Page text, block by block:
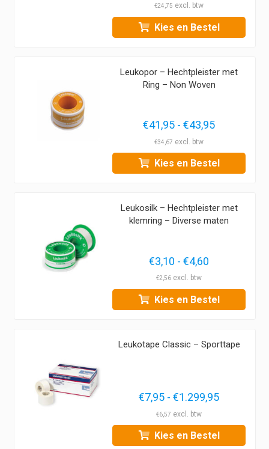
tot
€39,95
€24,75
Kies en Bestel
Leukopor – Hechtpleister met
Ring – Non Woven
€41,95 - €43,95
tot
€43,95
€34,67
Kies en Bestel
Leukosilk – Hechtpleister met
klemring – Diverse maten
€3,10 - €4,60
tot
€4,60
€2,56
Kies en Bestel
Leukotape Classic – Sporttape
€7,95 - €1.299,95
tot
€1.299,95
€6,57
Kies en Bestel